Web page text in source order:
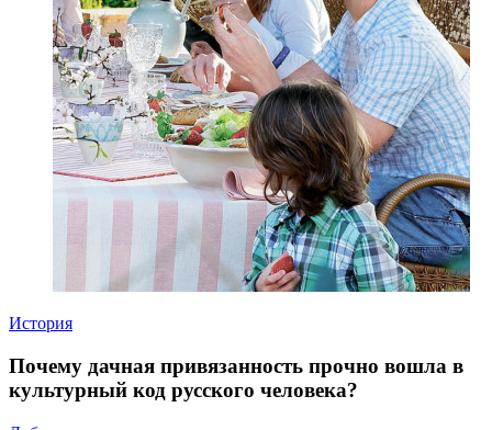
История
Почему дачная привязанность прочно вошла в
культурный код русского человека?